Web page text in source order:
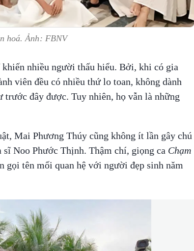
hoá. Ảnh: FBNV
khiến nhiều người thấu hiểu. Bởi, khi có gia
viên đều có nhiều thứ lo toan, không dành
trước đây được. Tuy nhiên, họ vẫn là những
Mai Phương Thúy cũng không ít lần gây chú
Noo Phước Thịnh. Thậm chí, giọng ca Chạm
gọi tên mối quan hệ với người đẹp sinh năm